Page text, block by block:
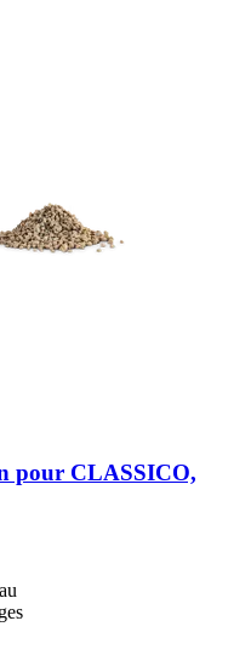
pour CLASSICO,